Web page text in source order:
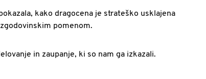
kako dragocena je strateško usklajena
pomenom.
in zaupanje, ki so nam ga izkazali.